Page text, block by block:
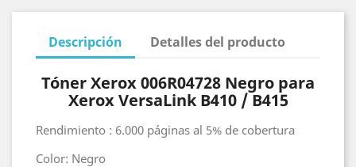
Descripción Detalles del producto
Tóner Xerox 006R04728 Negro para
Xerox VersaLink B410 / B415
Rendimiento : 6.000 páginas al 5% de cobertura
Color: Negro